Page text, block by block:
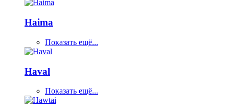
Haima
Показать ещё...
Haval
Показать ещё...